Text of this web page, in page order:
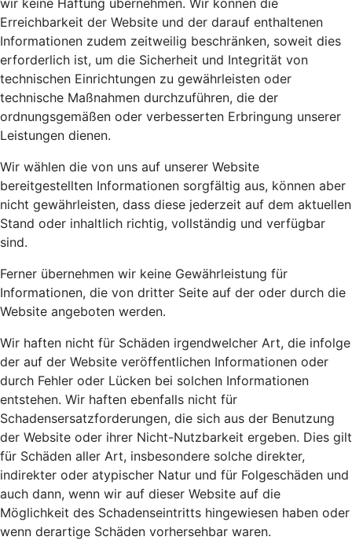
wir keine Haftung übernehmen. Wir können die
Erreichbarkeit der Website und der darauf enthaltenen
Informationen zudem zeitweilig beschränken, soweit dies
erforderlich ist, um die Sicherheit und Integrität von
technischen Einrichtungen zu gewährleisten oder
technische Maßnahmen durchzuführen, die der
ordnungsgemäßen oder verbesserten Erbringung unserer
Leistungen dienen.
Wir wählen die von uns auf unserer Website
bereitgestellten Informationen sorgfältig aus, können aber
nicht gewährleisten, dass diese jederzeit auf dem aktuellen
Stand oder inhaltlich richtig, vollständig und verfügbar
sind.
Ferner übernehmen wir keine Gewährleistung für
Informationen, die von dritter Seite auf der oder durch die
Website angeboten werden.
Wir haften nicht für Schäden irgendwelcher Art, die infolge
der auf der Website veröffentlichen Informationen oder
durch Fehler oder Lücken bei solchen Informationen
entstehen. Wir haften ebenfalls nicht für
Schadensersatzforderungen, die sich aus der Benutzung
der Website oder ihrer Nicht-Nutzbarkeit ergeben. Dies gilt
für Schäden aller Art, insbesondere solche direkter,
indirekter oder atypischer Natur und für Folgeschäden und
auch dann, wenn wir auf dieser Website auf die
Möglichkeit des Schadenseintritts hingewiesen haben oder
wenn derartige Schäden vorhersehbar waren.